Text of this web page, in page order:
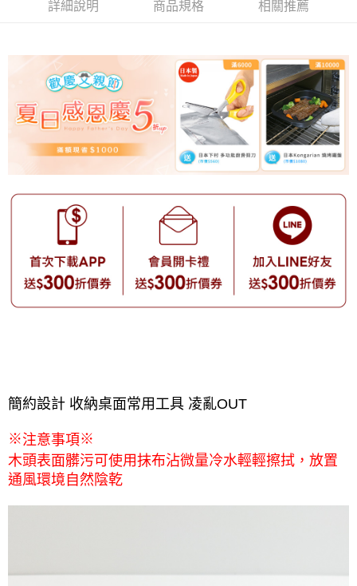
詳細說明 商品規格 相關推薦
簡約設計 收納桌面常用工具 凌亂OUT
※注意事項※
木頭表面髒污可使用抹布沾微量冷水輕輕擦拭，放置
通風環境自然陰乾